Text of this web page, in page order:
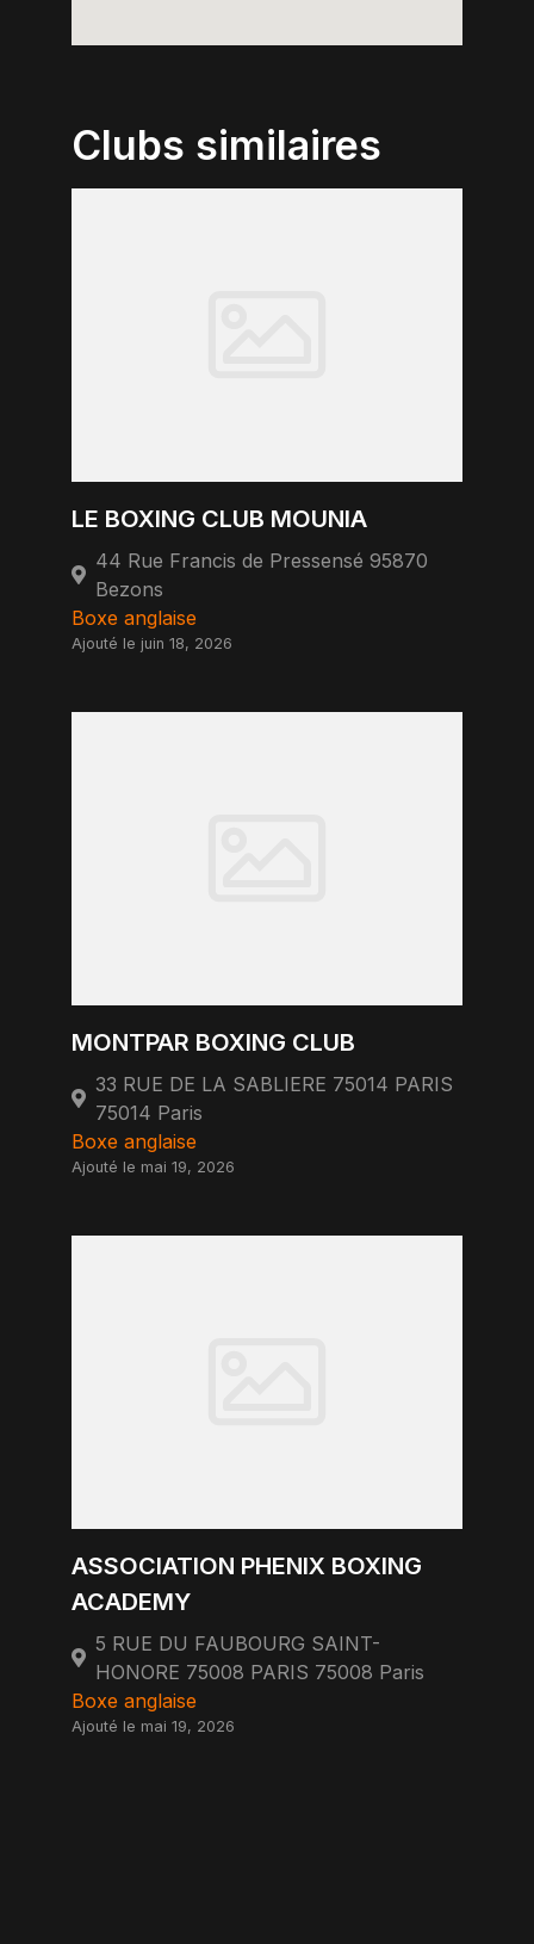
Clubs similaires
LE BOXING CLUB MOUNIA
44 Rue Francis de Pressensé 95870
Bezons
Boxe anglaise
Ajouté le juin 18, 2026
MONTPAR BOXING CLUB
33 RUE DE LA SABLIERE 75014 PARIS
75014 Paris
Boxe anglaise
Ajouté le mai 19, 2026
ASSOCIATION PHENIX BOXING
ACADEMY
5 RUE DU FAUBOURG SAINT-
HONORE 75008 PARIS 75008 Paris
Boxe anglaise
Ajouté le mai 19, 2026